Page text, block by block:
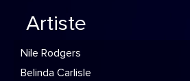
Artiste
Nile Rodgers
Belinda Carlisle